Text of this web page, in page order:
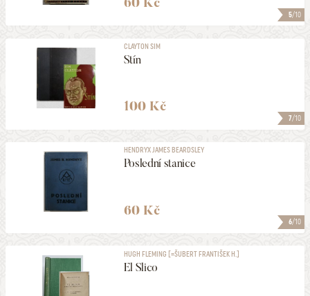
5/10
7/10
CLAYTON SIM
Stín
100 Kč
6/10
HENDRYX JAMES BEARDSLEY
Poslední stanice
60 Kč
HUGH FLEMING [=ŠUBERT FRANTIŠEK H.]
El Slico